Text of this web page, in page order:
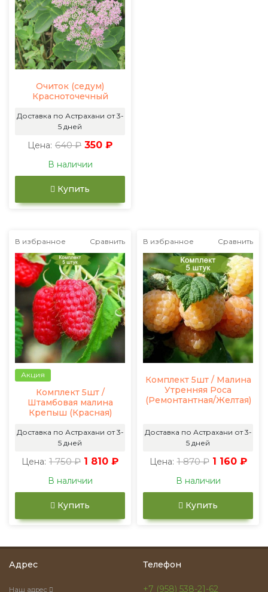
Очиток (седум)
Красноточечный
Доставка по Астрахани от 3-
5 дней
Цена: 640 ₽ 350 ₽
В наличии
Купить
В избранное Сравнить
Акция
Комплект 5шт /
Штамбовая малина
Крепыш (Красная)
Доставка по Астрахани от 3-
5 дней
Цена: 1 750 ₽ 1 810 ₽
В наличии
Купить
В избранное Сравнить
Комплект 5шт / Малина
Утренняя Роса
(Ремонтантная/Желтая)
Доставка по Астрахани от 3-
5 дней
Цена: 1 870 ₽ 1 160 ₽
В наличии
Купить
Адрес
Наш адрес
Телефон
+7 (958) 538-21-62